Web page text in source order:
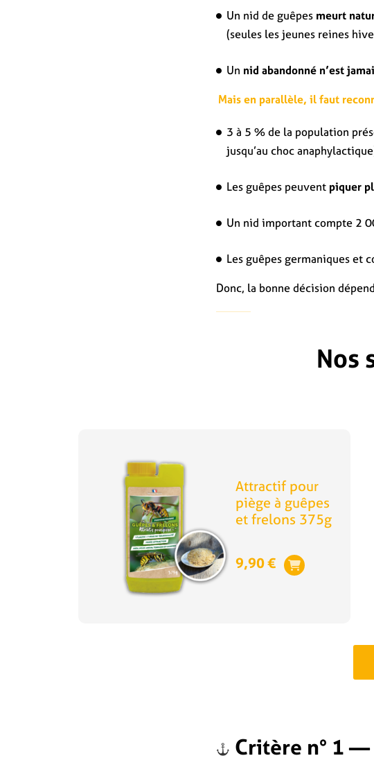
Un nid de guêpes meurt
(seules les jeunes reines
Un nid abandonné n’est
Mais en parallèle, il faut
3 à 5 % de la population
jusqu’au choc
Les guêpes peuvent piquer
Un nid important compte 2
Les guêpes germaniques et
Donc, la bonne décision
Nos
Attractif pour
piège à guêpes
et frelons 375g
9,90€
Critère n° 1 —